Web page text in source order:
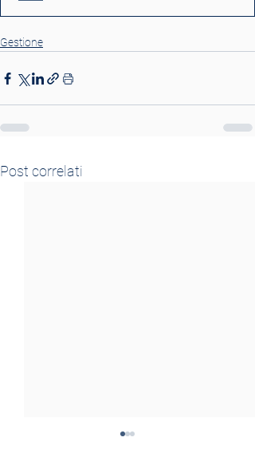
Gestione
Post correlati